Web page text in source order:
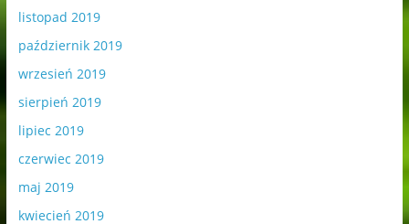
listopad 2019
październik 2019
wrzesień 2019
sierpień 2019
lipiec 2019
czerwiec 2019
maj 2019
kwiecień 2019